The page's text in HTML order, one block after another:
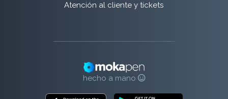
Atención al cliente y tickets
hecho a mano